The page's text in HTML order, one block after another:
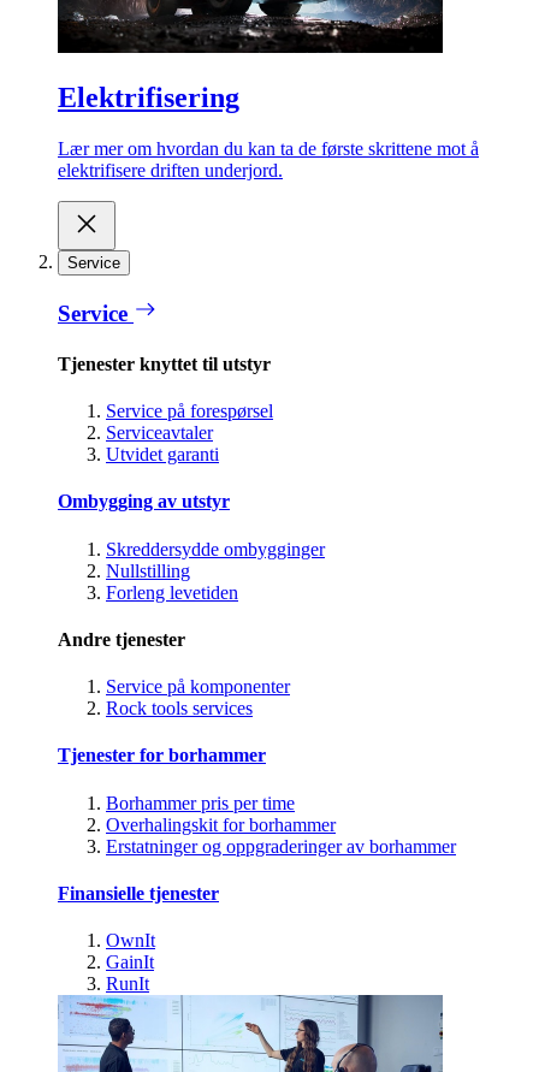
Elektrifisering
Lær mer om hvordan du kan ta de første skrittene mot å
elektrifisere driften underjord.
Service
Service
Tjenester knyttet til utstyr
Service på forespørsel
Serviceavtaler
Utvidet garanti
Ombygging av utstyr
Skreddersydde ombygginger
Nullstilling
Forleng levetiden
Andre tjenester
Service på komponenter
Rock tools services
Tjenester for borhammer
Borhammer pris per time
Overhalingskit for borhammer
Erstatninger og oppgraderinger av borhammer
Finansielle tjenester
OwnIt
GainIt
RunIt